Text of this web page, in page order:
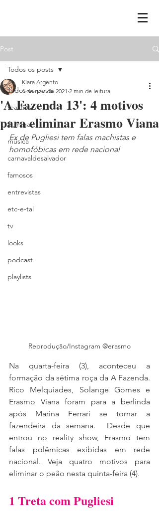
Post
Todos os posts
realities
ih,miga
música
carnavaldesalvador
famosos
entrevistas
etc-e-tal
tv
looks
podcast
playlists
Todos os posts
'A Fazenda 13': 4 motivos
para eliminar Erasmo Viana
Klara Argento
4 de nov. de 2021 2 min de leitura
Ex de Pugliesi tem falas machistas e
homofóbicas em rede nacional
Reprodução/Instagram @erasmo
Na quarta-feira (3), aconteceu a
formação da sétima roça da A Fazenda.
Rico Melquiades, Solange Gomes e
Erasmo Viana foram para a berlinda
após Marina Ferrari se tornar a
fazendeira da semana.  Desde que
entrou no reality show, Erasmo tem
falas polêmicas exibidas em rede
nacional. Veja quatro motivos para
eliminar o peão nesta quinta-feira (4).
1 Treta com Pugliesi